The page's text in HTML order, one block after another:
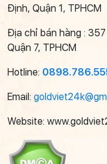
Định, Quận 1, TPHCM
Địa chỉ bán hàng :
Quận 7, TPHCM
Hotline:
Email:
Website: